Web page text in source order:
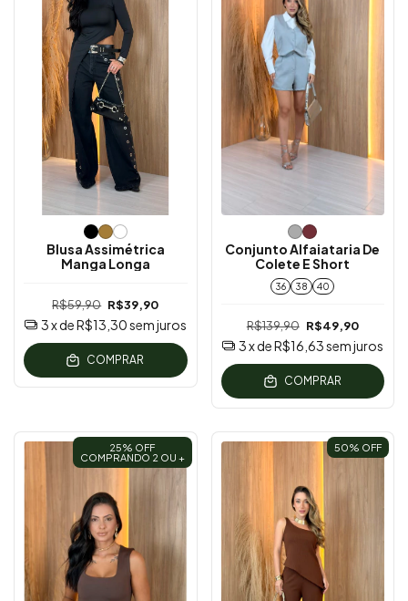
Blusa Assimétrica
Manga Longa
R$59,90 R$39,90
3x deR$13,30sem juros
COMPRAR
Conjunto Alfaiataria De
Colete E Short
36 38 40
R$139,90 R$49,90
3x deR$16,63sem juros
COMPRAR
25% OFF
COMPRANDO 2 OU +
50% OFF